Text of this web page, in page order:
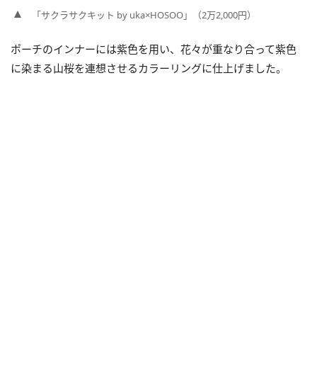
「サクラサクキット by uka×HOSOO」（2万2,000円）
ポーチのインナーには紫色を用い、花々が重なり合って紫色
に染まる山桜を連想させるカラーリングに仕上げました。